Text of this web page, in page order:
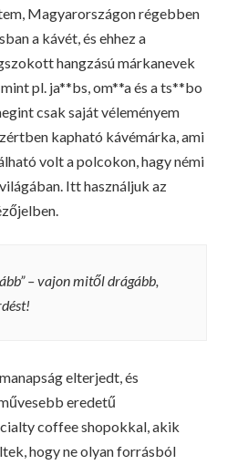
Magyarországon régebben
a kávét, és ehhez a
hangzású márkanevek
pl. ja**bs, om**a és a ts**bo
csak saját véleményem
kapható kávémárka, ami
volt a polcokon, hagy némi
Itt használjuk az
– vajon mitől drágább,
elterjedt, és
eredetű
coffee shopokkal, akik
hogy ne olyan forrásból